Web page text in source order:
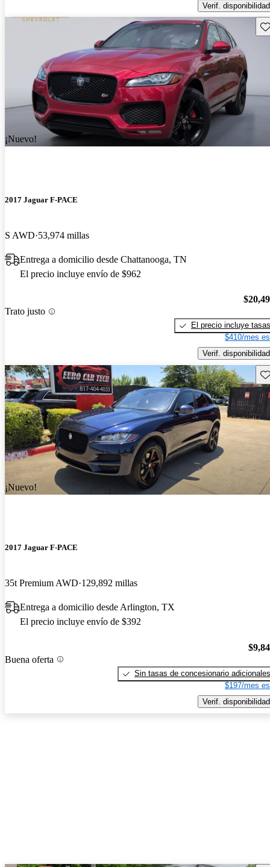
Verif. disponibilidad
¡Nuevo!
2017 Jaguar F-PACE
S AWD 53,974 millas
Entrega a domicilio desde Chattanooga, TN
El precio incluye envío de $962
Trato justo
El precio incluye tasas
$410/mes
Verif. disponibilidad
¡Nuevo!
2017 Jaguar F-PACE
35t Premium AWD 129,892 millas
Entrega a domicilio desde Arlington, TX
El precio incluye envío de $392
Buena oferta
Sin tasas de concesionario adicionales
$197/mes
Verif. disponibilidad